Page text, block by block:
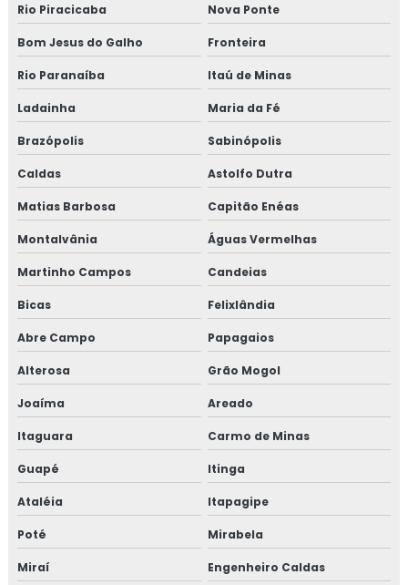
Treinamento em migração para versão 6.0 da norma
FSSC 22000
Treinamento em norma brc
Treinamento em norma FSSC 22000
sólidos
Treinamento em política da qualidade
Treinamento em processos e elaboração de relatório de
auditoria
Treinamento em programa 5s
Treinamento em rastreabilidade e recall
Treinamento em reciclagem auditores internos iso9001
Treinamento em reciclagem equipe HACCP
Treinamento em reciclagem sobre segurança dos
alimentos
Treinamento em revisão norma FSSC 22000
Rio Piracicaba Nova Ponte
Bom Jesus do Galho Fronteira
Rio Paranaíba Itaú de Minas
Ladainha Maria da Fé
Brazópolis Sabinópolis
Caldas Astolfo Dutra
Matias Barbosa Capitão Enéas
Montalvânia Águas Vermelhas
Martinho Campos Candeias
Bicas Felixlândia
Abre Campo Papagaios
Alterosa Grão Mogol
Joaíma Areado
Itaguara Carmo de Minas
Guapé Itinga
Ataléia Itapagipe
Poté Mirabela
Miraí Engenheiro Caldas